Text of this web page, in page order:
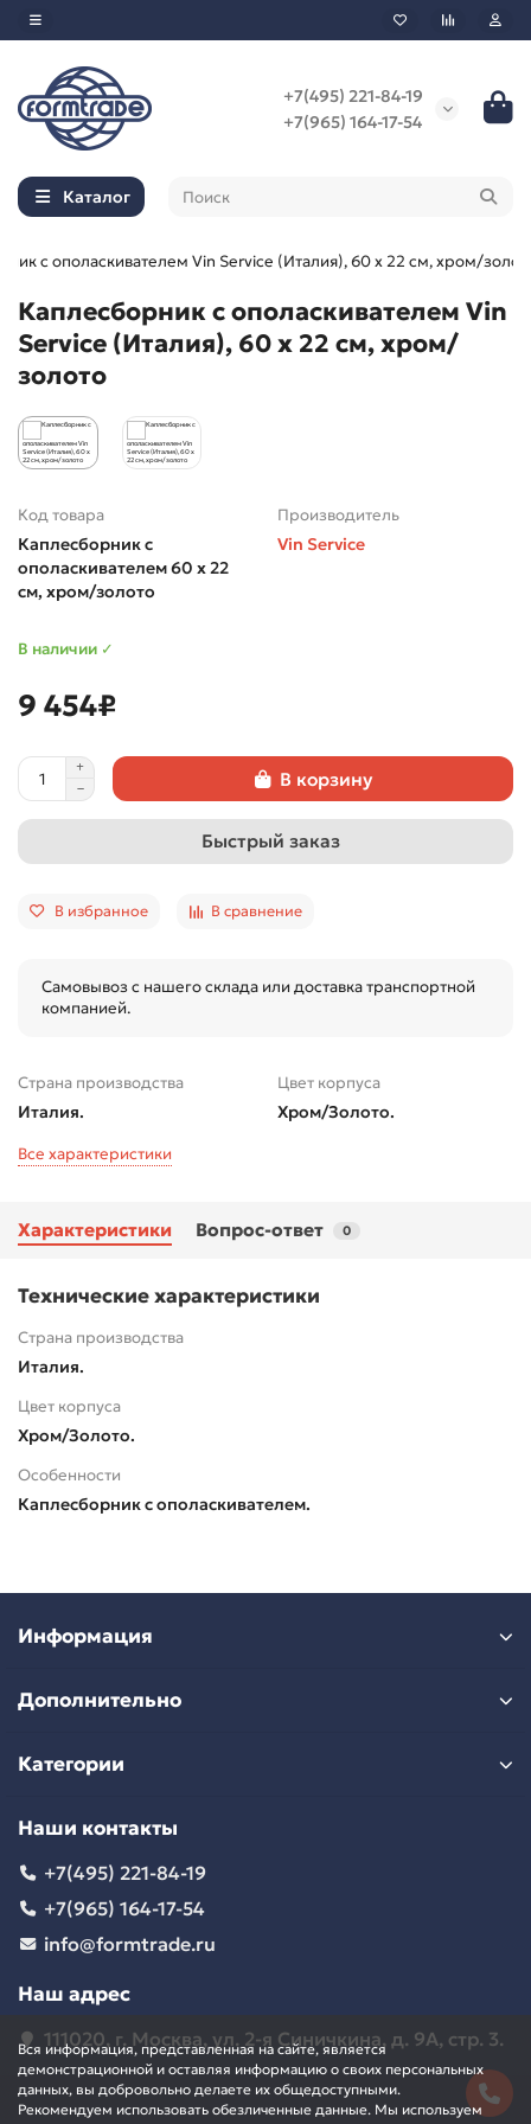
+7(495) 221-84-19
+7(965) 164-17-54
Каталог
с ополаскивателем Vin Service (Италия), 60 х 22 см, хром/
Каплесборник с ополаскивателем Vin
Service (Италия), 60 х 22 см, хром/
золото
Код товара
Каплесборник с
ополаскивателем 60 х 22
см, хром/золото
Производитель
Vin Service
В наличии ✓
9 454₽
В корзину
Быстрый заказ
В избранное В сравнение
Самовывоз с нашего склада или доставка транспортной
компанией.
Страна производства
Италия.
Цвет корпуса
Хром/Золото.
Все характеристики
Характеристики Вопрос-ответ 0
Технические характеристики
Страна производства
Италия.
Цвет корпуса
Хром/Золото.
Особенности
Каплесборник с ополаскивателем.
Вся информация, представленная на сайте, является
демонстрационной и оставляя информацию о своих персональных
данных, вы добровольно делаете их общедоступными.
Рекомендуем использовать обезличенные данные. Мы используем
Информация
Дополнительно
Категории
Наши контакты
+7(495) 221-84-19
+7(965) 164-17-54
info@formtrade.ru
Наш адрес
111020, г. Москва, ул. 2-я Синичкина, д. 9А, стр. 3.